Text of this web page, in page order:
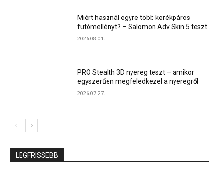
Miért használ egyre több kerékpáros
futómellényt? – Salomon Adv Skin 5 teszt
2026.08.01.
PRO Stealth 3D nyereg teszt – amikor
egyszerűen megfeledkezel a nyeregről
2026.07.27.
LEGFRISSEBB